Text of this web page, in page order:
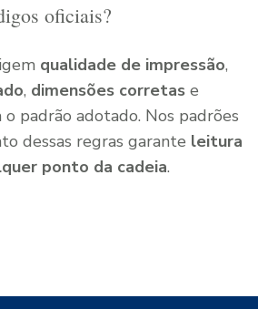
oficiais?
qualidade de impressão,
, dimensões corretas e
padrão adotado. Nos padrões
dessas regras garante leitura
ponto da cadeia.